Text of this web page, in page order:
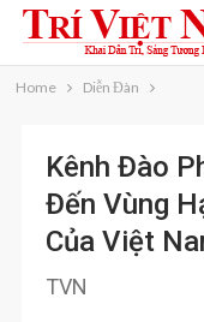
Home Diễn Đàn
Kênh Đào
Đến Vùng
Của Việt
TVN